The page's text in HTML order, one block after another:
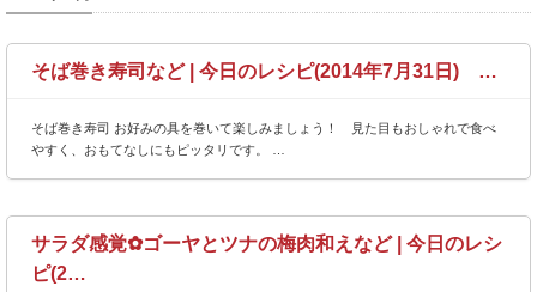
そば巻き寿司など | 今日のレシピ(2014年7月31日) …
そば巻き寿司 お好みの具を巻いて楽しみましょう！ 見た目もおしゃれで食べ
やすく、おもてなしにもピッタリです。 …
サラダ感覚✿ゴーヤとツナの梅肉和えなど | 今日のレシ
ピ(2…